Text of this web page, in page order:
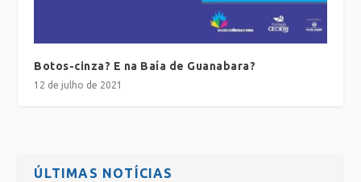
Botos-cinza? E na Baía de Guanabara?
12 de julho de 2021
ÚLTIMAS NOTÍCIAS